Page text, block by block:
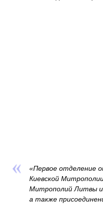
«Первое отделение
Киевской
Митрополий Литвы
а также